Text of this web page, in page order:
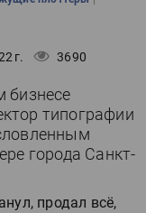
г. 3690
бизнесе
типографии
города Санкт-
продал всё,